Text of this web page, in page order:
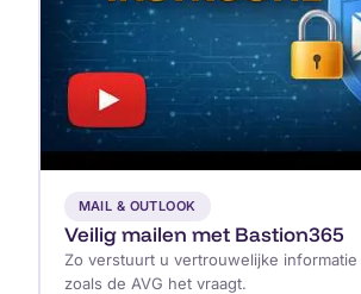
MAIL & OUTLOOK
Veilig mailen met Bastion365
Zo verstuurt u vertrouwelijke
zoals de AVG het vraagt.